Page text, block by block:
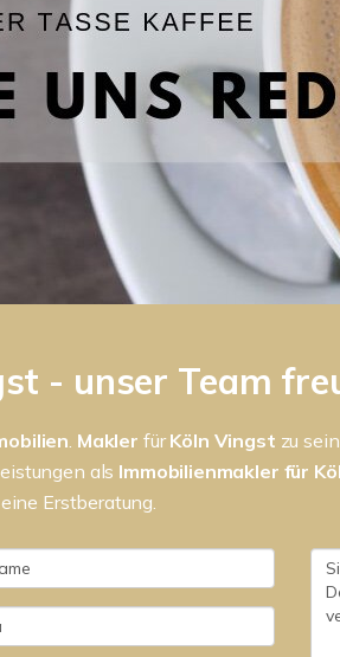
- unser Team
. Makler fürKöln Vingst zu
als Immobilienmakler für
Erstberatung.